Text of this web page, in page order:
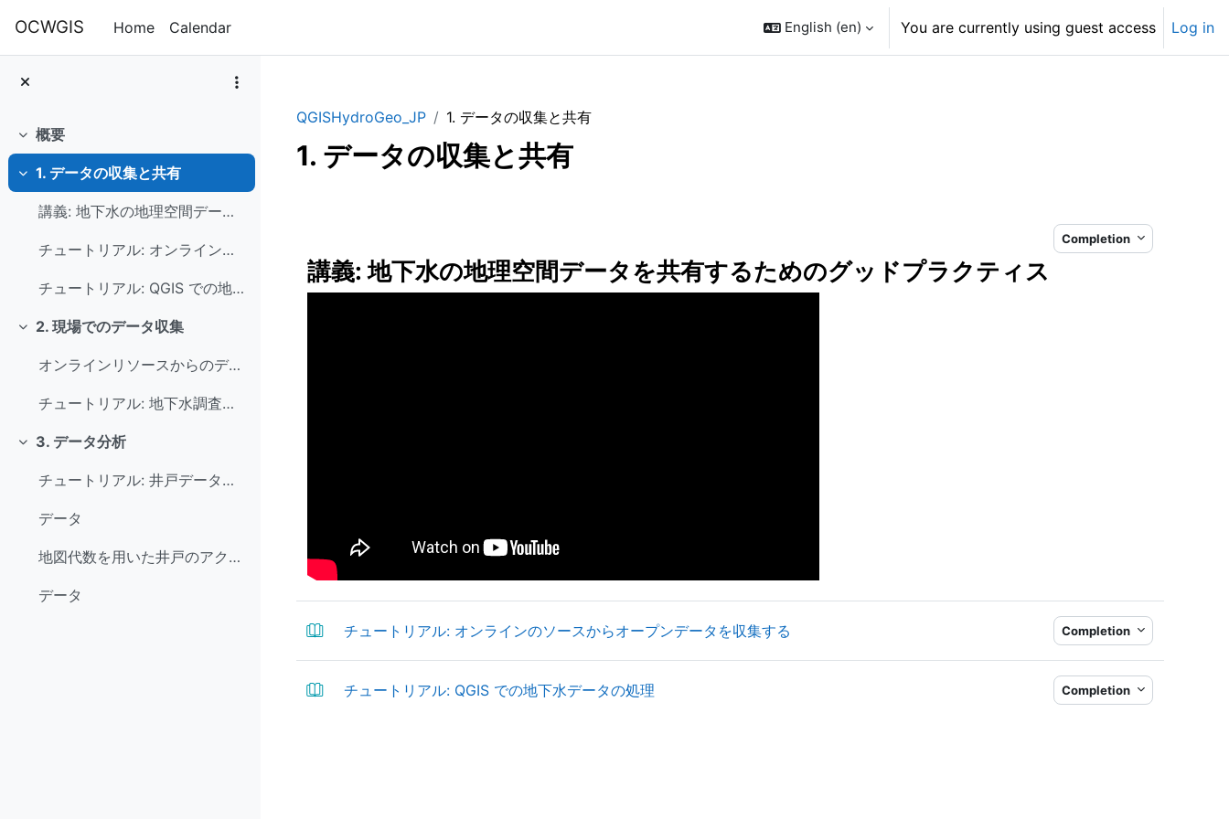
OCWGIS Home Calendar English ‎(en)‎ You are currently using guest access Log in
Collapse
概要
Collapse
1. データの収集と共有
講義: 地下水の地理空間データを共有するためのグッドプラクティス
チュートリアル: オンラインのソースからオープンデータを収集する
チュートリアル: QGIS での地下水データの処理
Collapse
2. 現場でのデータ収集
オンラインリソースからのデータに加えて、よく現場でもデータを収集する必要があります。このチュートリア...
チュートリアル: 地下水調査のためのフィールドデータ収集アプリの作成
Collapse
3. データ分析
チュートリアル: 井戸データとDEMから地下水位マップを作成
データ
地図代数を用いた井戸のアクセス性の空間解析
データ
QGISHydroGeo_JP 1. データの収集と共有
1. データの収集と共有
Completion
講義: 地下水の地理空間データを共有するためのグッドプラクティス
チュートリアル: オンラインのソースからオープンデータを収集する Completion
チュートリアル: QGIS での地下水データの処理 Completion